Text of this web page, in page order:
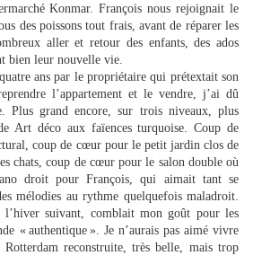
Konmar. François nous rejoignait le
des poissons tout frais, avant de réparer les
aller et retour des enfants, des ados
bien leur nouvelle vie.
ans par le propriétaire qui prétextait son
l’appartement et le vendre, j’ai dû
Plus grand encore, sur trois niveaux, plus
Art déco aux faïences turquoise. Coup de
coup de cœur pour le petit jardin clos de
chats, coup de cœur pour le salon double où
droit pour François, qui aimait tant se
mélodies au rythme quelquefois maladroit.
suivant, comblait mon goût pour les
« authentique ». Je n’aurais pas aimé vivre
reconstruite, très belle, mais trop